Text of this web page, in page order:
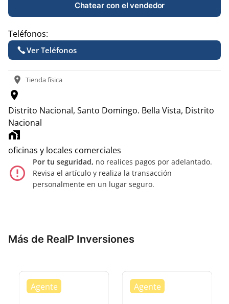
Chatear con el vendedor
Teléfonos:
Ver Teléfonos
location_on Tienda física
location_on
Distrito Nacional, Santo Domingo. Bella Vista, Distrito
Nacional
home_work
oficinas y locales comerciales
error_outline
Por tu seguridad, no realices pagos por adelantado.
Revisa el artículo y realiza la transacción
personalmente en un lugar seguro.
Más de RealP Inversiones